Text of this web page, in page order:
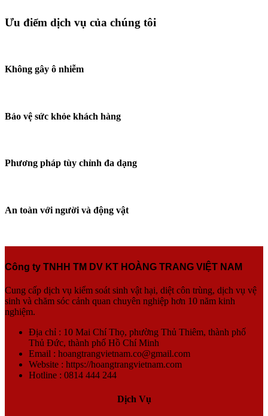
Ưu điểm dịch vụ của chúng tôi
Không gây ô nhiễm
Bảo vệ sức khỏe khách hàng
Phương pháp tùy chỉnh đa dạng
An toàn với người và động vật
Công ty TNHH TM DV KT HOÀNG TRANG VIỆT NAM
Cung cấp dịch vụ kiểm soát sinh vật hại, diệt côn trùng, dịch vụ vệ
sinh và chăm sóc cảnh quan chuyên nghiệp hơn 10 năm kinh
nghiệm.
Địa chỉ : 10 Mai Chí Thọ, phường Thủ Thiêm, thành phố
Thủ Đức, thành phố Hồ Chí Minh
Email : hoangtrangvietnam.co@gmail.com
Website : https://hoangtrangvietnam.com
Hotline : 0814 444 244
Dịch Vụ